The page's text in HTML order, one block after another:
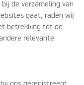
de verzameling van
gaat, raden wij
betrekking tot de
relevante